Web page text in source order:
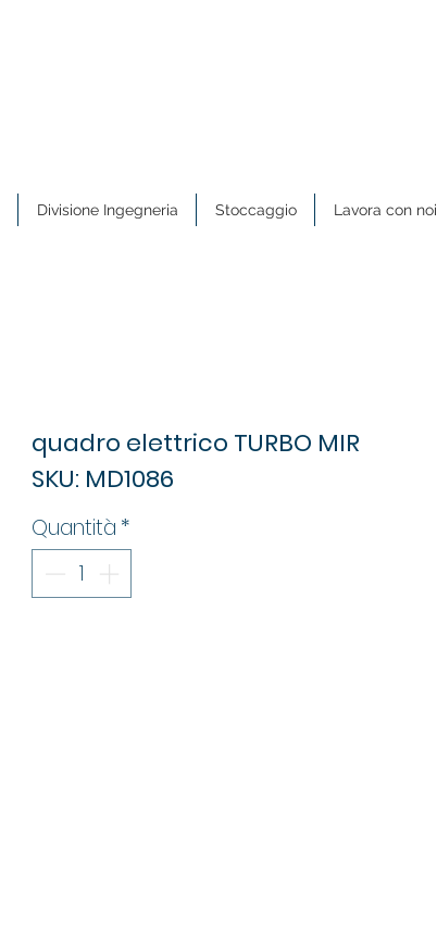
Divisione Ingegneria Stoccaggio Lavora con noi
quadro elettrico TURBO MIR
SKU: MD1086
Quantità *